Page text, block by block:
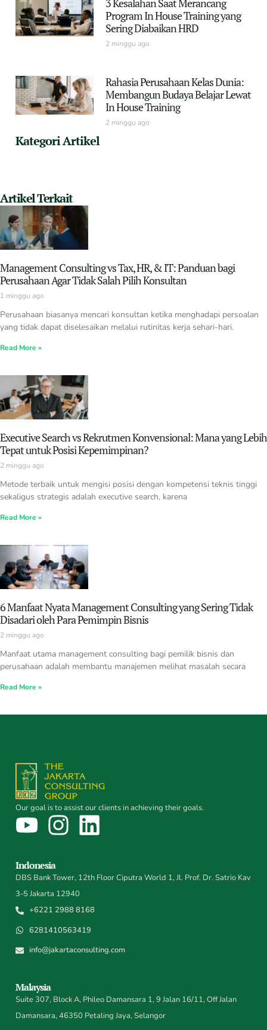
3 Kesalahan Saat Merancang
Program In House Training yang
Sering Diabaikan HRD
2 minggu ago
Rahasia Perusahaan Kelas Dunia:
Membangun Budaya Belajar Lewat
In House Training
2 minggu ago
Kategori Artikel
Artikel Terkait
Management Consulting vs Tax, HR, & IT: Panduan bagi
Perusahaan Agar Tidak Salah Pilih Konsultan
1 minggu ago
Perusahaan biasanya mencari konsultan ketika menghadapi persoalan
yang tidak dapat diselesaikan melalui rutinitas kerja sehari-hari.
Read More »
Executive Search vs Rekrutmen Konvensional: Mana yang Lebih
Tepat untuk Posisi Kepemimpinan?
2 minggu ago
Metode terbaik untuk mengisi posisi dengan kompetensi teknis tinggi
sekaligus strategis adalah executive search, karena
Read More »
6 Manfaat Nyata Management Consulting yang Sering Tidak
Disadari oleh Para Pemimpin Bisnis
2 minggu ago
Manfaat utama management consulting bagi pemilik bisnis dan
perusahaan adalah membantu manajemen melihat masalah secara
Read More »
Our goal is to assist our clients in achieving their goals.
Indonesia
DBS Bank Tower, 12th Floor Ciputra World 1, Jl. Prof. Dr. Satrio Kav
3-5 Jakarta 12940
+6221 2988 8168
6281410563419
info@jakartaconsulting.com
Malaysia
Suite 307, Block A, Phileo Damansara 1, 9 Jalan 16/11, Off Jalan
Damansara, 46350 Petaling Jaya, Selangor